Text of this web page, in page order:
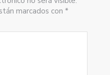
marcados con *